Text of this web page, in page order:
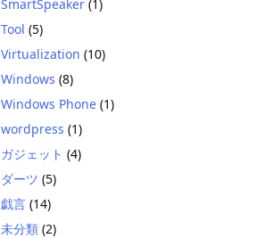
SmartSpeaker (1)
Tool (5)
Virtualization (10)
Windows (8)
Windows Phone (1)
wordpress (1)
ガジェット (4)
ダーツ (5)
戯言 (14)
未分類 (2)